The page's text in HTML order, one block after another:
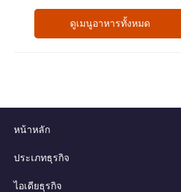
ดูเมนูอาหารทั้งหมด
หน้าหลัก
ประเภทธุรกิจ
ไอเดียธุรกิจ